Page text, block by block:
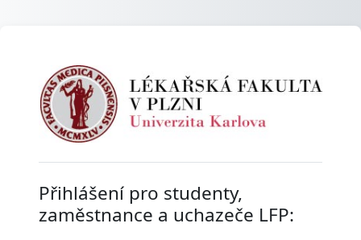
Přihlášení do
Přihlášení pro studenty,
zaměstnance a uchazeče LFP: